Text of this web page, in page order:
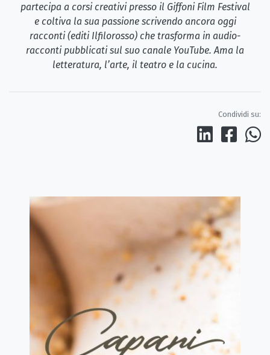
partecipa a corsi creativi presso il Giffoni Film Festival
e coltiva la sua passione scrivendo ancora oggi
racconti (editi Ilfilorosso) che trasforma in audio-
racconti pubblicati sul suo canale YouTube. Ama la
letteratura, l’arte, il teatro e la cucina.
Condividi su: